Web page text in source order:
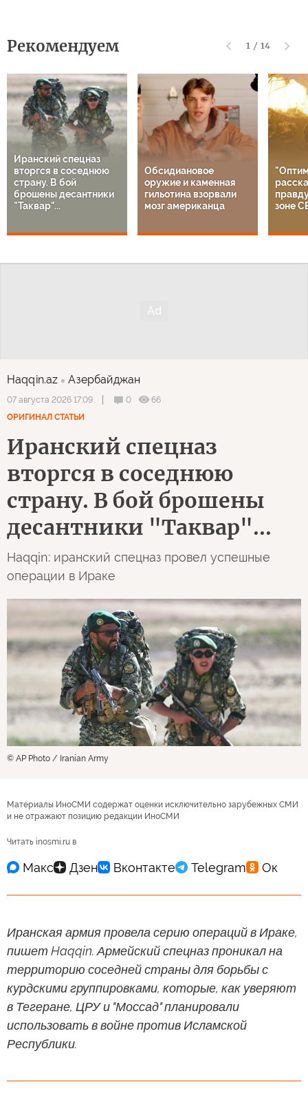
Рекомендуем 1 / 14
Иранский спецназ
вторгся в соседнюю
страну. В бой
брошены десантники
"Таквар"...
Обсидиановое
оружие и каменная
гильотина взорвали
мозг американца
зоне
Haqqin.az Азербайджан
07 августа 2026 17:09 0
66
ОРИГИНАЛ СТАТЬИ
Иранский спецназ
вторгся в соседнюю
страну. В бой брошены
десантники "Таквар"...
Haqqin: иранский спецназ провел успешные
операции в Ираке
© AP Photo / Iranian Army
Материалы ИноСМИ содержат оценки исключительно зарубежных СМИ
и не отражают позицию редакции ИноСМИ
Читать inosmi.ru в
Иранская армия провела серию операций в Ираке,
пишет Haqqin. Армейский спецназ проникал на
территорию соседней страны для борьбы с
курдскими группировками, которые, как уверяют
в Тегеране, ЦРУ и "Моссад" планировали
использовать в войне против Исламской
Республики.